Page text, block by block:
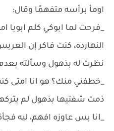
اومأ برأسه متفهمًا وقال:
_فرحت لما ابوكي كلم ابويا
النهارده، كنت فاكر إن
نظرت له بذهول وسألته
_خطفني منك؟ هو انا امتى
ذمت شفتيها بذهول لم
_انا بس عاوزه افهم، ليه